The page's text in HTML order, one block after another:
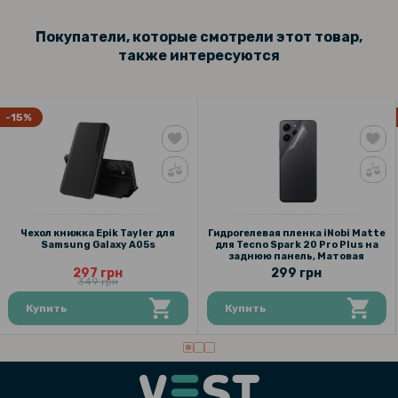
Покупатели, которые смотрели этот товар,
также интересуются
-15%
Чехол книжка Epik Tayler для
Samsung Galaxy A05s
297 грн
349 грн
Купить
Гидрогелевая пленка iNobi Matte
для Tecno Spark 20 Pro Plus на
заднюю панель, Матовая
299 грн
Купить